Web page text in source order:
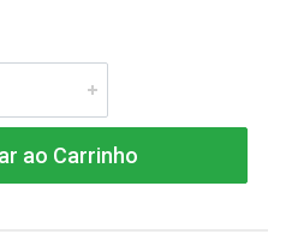
ao Carrinho